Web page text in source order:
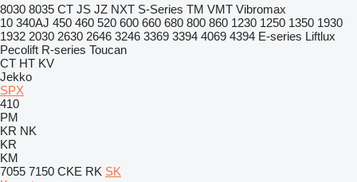
8030 8035 CT JS JZ NXT S-Series TM VMT Vibromax
10 340AJ 450 460 520 600 660 680 800 860 1230 1250 1350 1930
1932 2030 2630 2646 3246 3369 3394 4069 4394 E-series Liftlux
Pecolift R-series Toucan
CT HT KV
Jekko
SPX
410
PM
KR NK
KR
KM
7055 7150 CKE RK SK